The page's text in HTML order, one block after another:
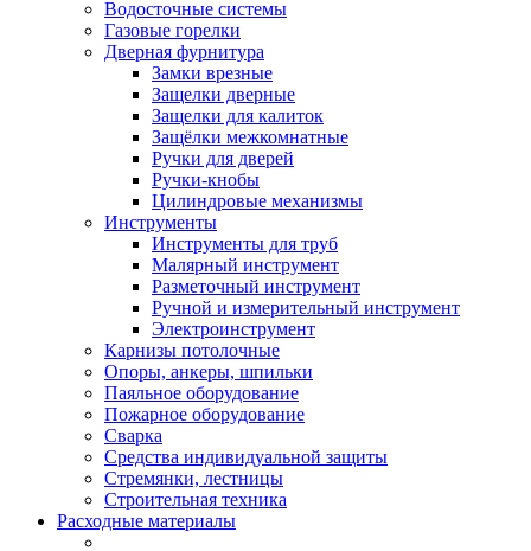
Водосточные системы
Газовые горелки
Дверная фурнитура
Замки врезные
Защелки дверные
Защелки для калиток
Защёлки межкомнатные
Ручки для дверей
Ручки-кнобы
Цилиндровые механизмы
Инструменты
Инструменты для труб
Малярный инструмент
Разметочный инструмент
Ручной и измерительный инструмент
Электроинструмент
Карнизы потолочные
Опоры, анкеры, шпильки
Паяльное оборудование
Пожарное оборудование
Сварка
Средства индивидуальной защиты
Стремянки, лестницы
Строительная техника
Расходные материалы